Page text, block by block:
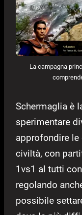
La campagna
Schermaglia è
sperimentare
approfondire
civiltà, con
1vs1 al tutti
regolando
possibile